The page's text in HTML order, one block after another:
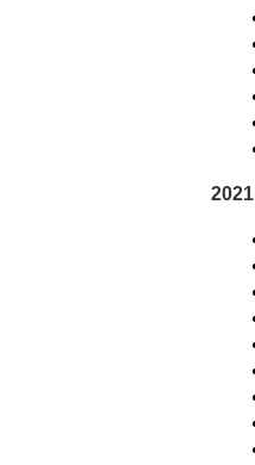
2021